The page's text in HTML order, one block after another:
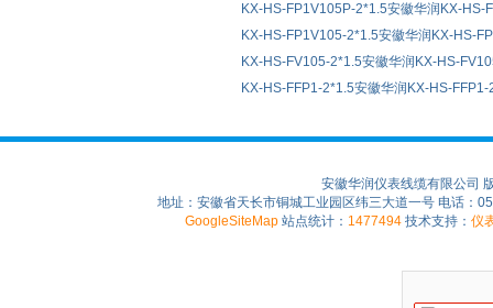
KX-HS-FP1V105P-2*1.5安徽华润KX-
KX-HS-FP1V105-2*1.5安徽华润KX-HS-
KX-HS-FV105-2*1.5安徽华润KX-HS-
KX-HS-FFP1-2*1.5安徽华润KX-HS-
安徽华润仪表线缆有限公司
地址：安徽省天长市铜城工业园区纬三大道一号 电话：
GoogleSiteMap 站点统计： 1477494 技术支持： 仪